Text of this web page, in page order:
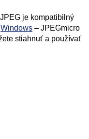
je kompatibilný
Windows – JPEGmicro
stiahnuť a používať